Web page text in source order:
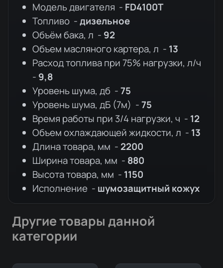
Модель двигателя - FD4100T
Топливо -дизельное
Объём бака, л - 92
Объем масляного картера, л - 13
Расход топлива при 75% нагрузки, л/ч
- 9,8
Уровень шума, дб -75
Уровень шума, дБ (7м) -75
Время работы при 3/4 нагрузки, ч - 12
Объем охлаждающей жидкости, л - 13
Длина товара, мм - 2200
Ширина товара, мм - 880
Высота товара, мм - 1150
Исполнение - шумозащитный кожух
Другие товары данной
категории